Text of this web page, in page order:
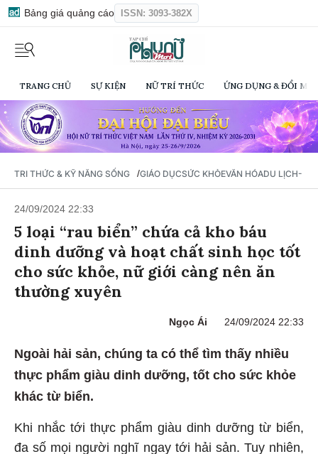
Bảng giá quảng cáo ISSN: 3093-382X
TRANG CHỦ SỰ KIỆN NỮ TRÍ THỨC ỨNG DỤNG & ĐỔI
TRI THỨC & KỸ NĂNG SỐNG /GIÁO DỤCSỨC KHỎEVĂN HÓADU LỊCH-
24/09/2024 22:33
5 loại “rau biển” chứa cả kho báu
dinh dưỡng và hoạt chất sinh học tốt
cho sức khỏe, nữ giới càng nên ăn
thường xuyên
Ngọc Ái 24/09/2024 22:33
Ngoài hải sản, chúng ta có thể tìm thấy nhiều
thực phẩm giàu dinh dưỡng, tốt cho sức khỏe
khác từ biển.
Khi nhắc tới thực phẩm giàu dinh dưỡng từ biển,
đa số mọi người nghĩ ngay tới hải sản. Tuy nhiên,